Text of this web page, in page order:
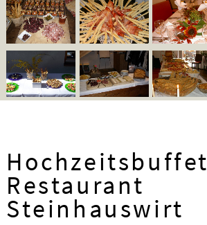
Hochzeitsbuffet
Restaurant
Steinhauswirt